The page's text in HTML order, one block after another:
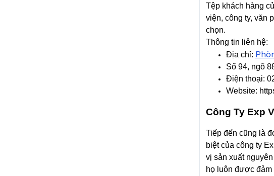
Tệp khách hàng
viện, công ty, văn
chọn.
Thông tin liên hệ:
Địa chỉ:
Số 94, ngõ
Điện thoại:
Website:
Công Ty Exp
Tiếp đến cũng là
biệt của công ty
vị sản xuất
họ luôn được